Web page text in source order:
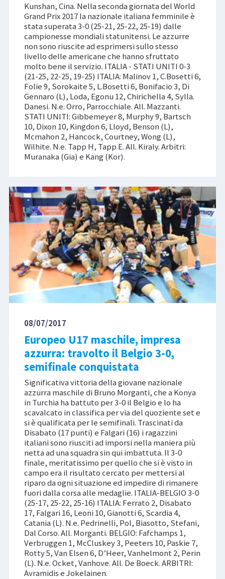
Kunshan, Cina. Nella seconda giornata del World
Grand Prix 2017 la nazionale italiana femminile è
stata superata 3-0 (25-21, 25-22, 25-19) dalle
campionesse mondiali statunitensi. Le azzurre
non sono riuscite ad esprimersi sullo stesso
livello delle americane che hanno sfruttato
molto bene il servizio. ITALIA - STATI UNITI 0-3
(21-25, 22-25, 19-25) ITALIA: Malinov 1, C.Bosetti 6,
Folie 9, Sorokaite 5, L.Bosetti 6, Bonifacio 3, Di
Gennaro (L), Loda, Egonu 12, Chirichella 4, Sylla.
Danesi. N.e. Orro, Parrocchiale. All. Mazzanti.
STATI UNITI: Gibbemeyer 8, Murphy 9, Bartsch
10, Dixon 10, Kingdon 6, Lloyd, Benson (L),
Mcmahon 2, Hancock, Courtney, Wong (L),
Wilhite. N.e. Tapp H, Tapp E. All. Kiraly. Arbitri:
Muranaka (Gia) e Kang (Kor).
08/07/2017
Europeo U17 maschile, impresa
azzurra: travolto il Belgio 3-0,
semifinale conquistata
Significativa vittoria della giovane nazionale
azzurra maschile di Bruno Morganti, che a Konya
in Turchia ha battuto per 3-0 il Belgio e lo ha
scavalcato in classifica per via del quoziente set e
si è qualificata per le semifinali. Trascinati da
Disabato (17 punti) e Falgari (16) i ragazzini
italiani sono riusciti ad imporsi nella maniera più
netta ad una squadra sin qui imbattuta. Il 3-0
finale, meritatissimo per quello che si è visto in
campo era il risultato cercato per mettersi al
riparo da ogni situazione ed impedire di rimanere
fuori dalla corsa alle medaglie. ITALIA-BELGIO 3-0
(25-17, 25-22, 25-16) ITALIA: Ferrato 2, Disabato
17, Falgari 16, Leoni 10, Gianotti 6, Scardia 4,
Catania (L). N.e. Pedrinelli, Pol, Biasotto, Stefani,
Dal Corso. All. Morganti. BELGIO: Fafchamps 1,
Verbruggen 1, McCluskey 3, Peeters 10, Paskie 7,
Rotty 5, Van Elsen 6, D’Heer, Vanhelmont 2, Perin
(L). N.e. Ocket, Vanhove. All. De Boeck. ARBITRI:
Avramidis e Jokelainen.